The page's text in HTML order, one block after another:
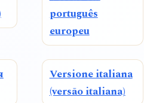
português
europeu
Versione italiana
(versão italiana)